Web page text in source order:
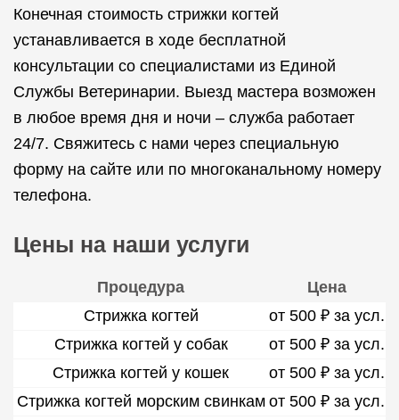
Конечная стоимость стрижки когтей
устанавливается в ходе бесплатной
консультации со специалистами из Единой
Службы Ветеринарии. Выезд мастера возможен
в любое время дня и ночи – служба работает
24/7. Свяжитесь с нами через специальную
форму на сайте или по многоканальному номеру
телефона.
Цены на наши услуги
Процедура
Цена
Стрижка когтей
от 500 ₽ за усл.
Стрижка когтей у собак
от 500 ₽ за усл.
Стрижка когтей у кошек
от 500 ₽ за усл.
Стрижка когтей морским свинкам от 500 ₽ за усл.